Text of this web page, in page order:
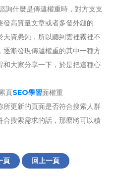
詢什麼是傳遞權重時，對方支支
高質量文章或者多發外鏈的
資愚鈍，所以聽到雲裡霧裡不
漸發現傳遞權重的其中一種方
大家分享一下，於是把這種心
頁SEO學習面權重
更新的頁面是否符合搜索人群
搜索需求的話，那麼將可以積
頁 回上一頁